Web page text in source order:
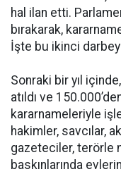
hal ilan etti.
bırakarak,
İşte bu ikinci
Sonraki bir yıl
atıldı ve
kararnameleriyle
hakimler, savcılar,
gazeteciler, terörle
baskınlarında